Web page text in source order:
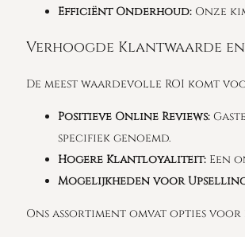
Efficiënt Onderhoud: Onze
Verhoogde Klantwaarde
De meest waardevolle ROI komt
Positieve Online Reviews:
specifiek genoemd.
Hogere Klantloyaliteit: Een
Mogelijkheden voor
Ons assortiment omvat opties